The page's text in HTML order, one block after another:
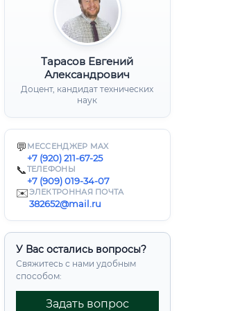
Тарасов Евгений
Александрович
Доцент, кандидат технических
наук
💬 МЕССЕНДЖЕР MAX
+7 (920) 211-67-25
📞ТЕЛЕФОНЫ
+7 (909) 019-34-07
✉️ЭЛЕКТРОННАЯ ПОЧТА
382652@mail.ru
У Вас остались вопросы?
Свяжитесь с нами удобным
способом:
Задать вопрос